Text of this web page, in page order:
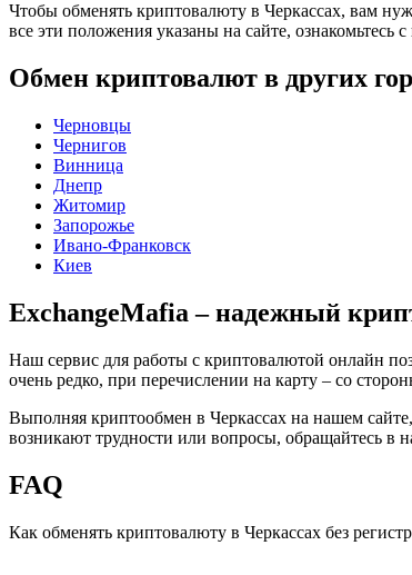
Чтобы обменять криптовалюту в Черкассах, вам
все эти положения указаны на сайте, ознакомьтесь
Обмен криптовалют в других
Черновцы
Чернигов
Винница
Днепр
Житомир
Запорожье
Ивано-Франковск
Киев
ExchangeMafia – надежный
Наш сервис для работы с криптовалютой онлайн
очень редко, при перечислении на карту – со
Выполняя криптообмен в Черкассах на нашем
возникают трудности или вопросы, обращайтесь в
FAQ
Как обменять криптовалюту в Черкассах без